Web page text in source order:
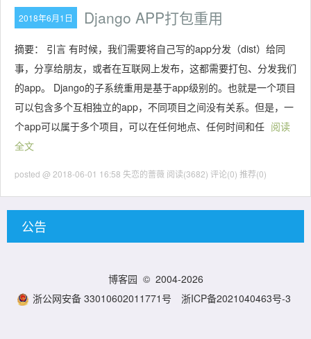
2018年6月1日 Django APP打包重用
摘要： 引言 有时候，我们需要将自己写的app分发（dist）给同
事，分享给朋友，或者在互联网上发布，这都需要打包、分发我们
的app。 Django的子系统重用是基于app级别的。也就是一个项目
可以包含多个互相独立的app，不同项目之间没有关系。但是，一
个app可以属于多个项目，可以在任何地点、任何时间和任 阅读
全文
posted @ 2018-06-01 16:58 失恋的蔷薇 阅读(3682) 评论(0) 推荐(0)
公告
博客园 © 2004-2026
浙公网安备 33010602011771号
浙ICP备2021040463号-3